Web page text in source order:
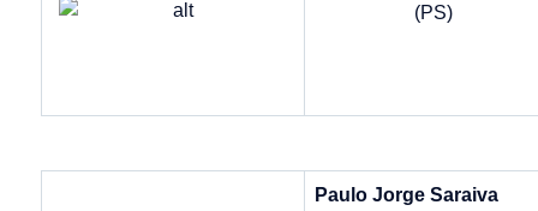
(PS)
Paulo Jorge Saraiva